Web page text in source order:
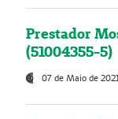
Prestador
(51004355-5)
07 de Maio de 2021